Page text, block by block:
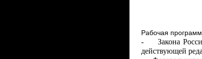
Рабочая
-
Закона
действующей